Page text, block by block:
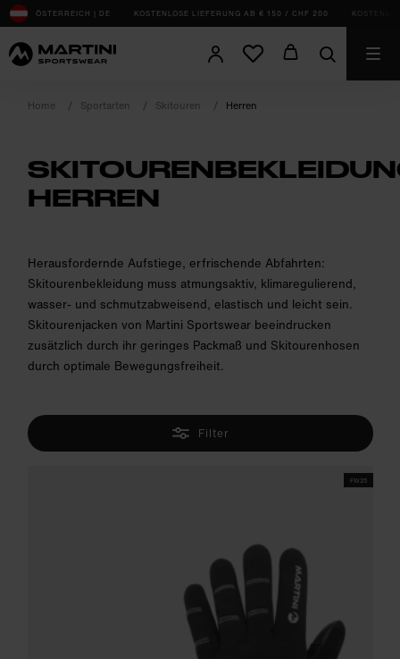
sr.Table Of Content
ÖSTERREICH | DE KOSTENLOSE LIEFERUNG AB € 150 / CHF 200
Home Sportarten Skitouren Herren
HERREN
Herausfordernde Aufstiege, erfrischende Abfahrten:
Skitourenbekleidung muss atmungsaktiv, klimaregulierend,
wasser- und schmutzabweisend, elastisch und leicht sein.
Skitourenjacken von Martini Sportswear beeindrucken
zusätzlich durch ihr geringes Packmaß und Skitourenhosen
durch optimale Bewegungsfreiheit.
Filter
FW25